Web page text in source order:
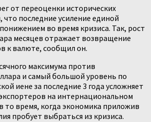
от переоценки исторических
что последние усиление единой
во время кризиса. Так, рост
месяцев отражает возвращение
к валюте, сообщил он.
максимума против
и самый большой уровень по
иене за последние 3 года усложняет
на интернациональном
то время, когда экономика приложив
пробует выбраться из кризиса.